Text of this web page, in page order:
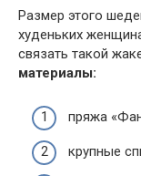
Размер этого
худеньких
связать такой
материалы:
пряжа
крупные